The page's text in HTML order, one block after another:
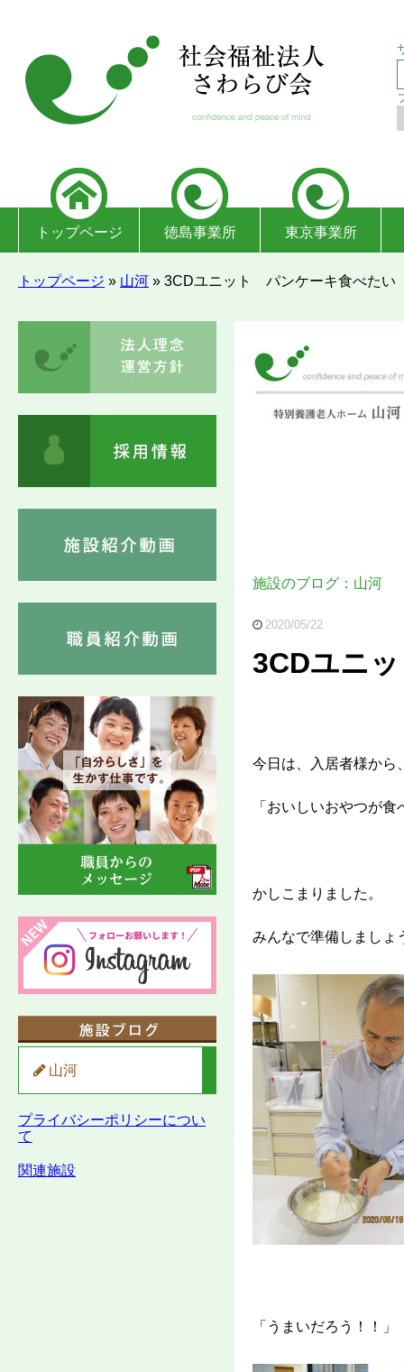
トップページ 徳島事業所 東京事業所
トップページ » 山河 » 3CDユニット パンケーキ食べたい
施設のブログ：山河
2020/05/22
3CDユニ
今日は、入居者様から
「おいしいおやつが
かしこまりました。
みんなで準備しましょ
「うまいだろう！！」
山河
プライバシーポリシーについ
て
関連施設